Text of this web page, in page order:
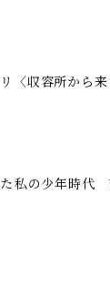
収容所から来
――私の少年時代